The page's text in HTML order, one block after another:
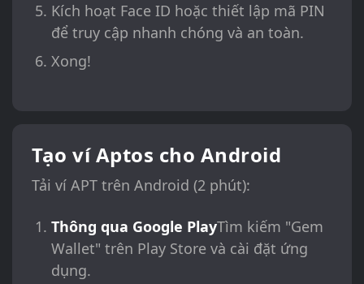
Kích hoạt Face ID hoặc thiết lập mã PIN
để truy cập nhanh chóng và an toàn.
Xong!
Tạo ví Aptos cho Android
Tải ví APT trên Android (2 phút):
Thông qua Google PlayTìm kiếm "Gem
Wallet" trên Play Store và cài đặt ứng
dụng.